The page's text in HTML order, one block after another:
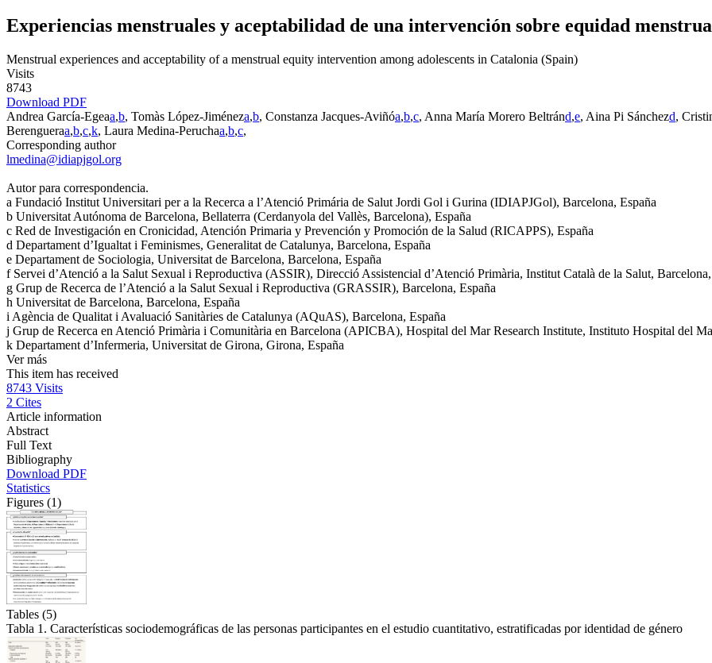
Experiencias menstruales y aceptabilidad de una intervención sobre equidad
Menstrual experiences and acceptability of a menstrual equity intervention among adolescents in Catalonia (Spain)
Visits
8743
Download PDF
Andrea García-Egeaa,b, Tomàs López-Jiméneza,b, Constanza Jacques-Aviñóa,b,c, Anna María Morero Beltránd,e, Aina Pi Sánchezd,
Berengueraa,b,c,k, Laura Medina-Peruchaa,b,c,
Corresponding author
lmedina@idiapjgol.org
Autor para correspondencia.
a Fundació Institut Universitari per a la Recerca a l’Atenció Primária de Salut Jordi Gol i Gurina (IDIAPJGol), Barcelona, España
b Universitat Autónoma de Barcelona, Bellaterra (Cerdanyola del Vallès, Barcelona), España
c Red de Investigación en Cronicidad, Atención Primaria y Prevención y Promoción de la Salud (RICAPPS), España
d Departament d’Igualtat i Feminismes, Generalitat de Catalunya, Barcelona, España
e Departament de Sociologia, Universitat de Barcelona, Barcelona, España
f Servei d’Atenció a la Salut Sexual i Reproductiva (ASSIR), Direcció Assistencial d’Atenció Primària, Institut Català de la Salut, Barcelona,
g Grup de Recerca de l’Atenció a la Salut Sexual i Reproductiva (GRASSIR), Barcelona, España
h Universitat de Barcelona, Barcelona, España
i Agència de Qualitat i Avaluació Sanitàries de Catalunya (AQuAS), Barcelona, España
j Grup de Recerca en Atenció Primària i Comunitària en Barcelona (APICBA), Hospital del Mar Research Institute, Instituto Hospital del
k Departament d’Infermeria, Universitat de Girona, Girona, España
Ver más
This item has received
8743 Visits
2 Cites
Article information
Abstract
Full Text
Bibliography
Download PDF
Statistics
Figures (1)
Tables (5)
Tabla 1. Características sociodemográficas de las personas participantes en el estudio cuantitativo, estratificadas por identidad de género